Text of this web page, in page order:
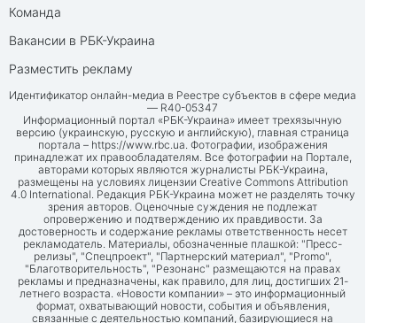
Команда
Вакансии в РБК-Украина
Разместить рекламу
Идентификатор онлайн-медиа в Реестре субъектов в сфере медиа
— R40-05347
Информационный портал «РБК-Украина» имеет трехязычную
версию (украинскую, русскую и английскую), главная страница
портала – https://www.rbc.ua . Фотографии, изображения
принадлежат их правообладателям. Все фотографии на Портале,
авторами которых являются журналисты РБК-Украина,
размещены на условиях лицензии Creative Commons Attribution
4.0 International. Редакция РБК-Украина может не разделять точку
зрения авторов. Оценочные суждения не подлежат
опровержению и подтверждению их правдивости. За
достоверность и содержание рекламы ответственность несет
рекламодатель. Материалы, обозначенные плашкой: "Пресс-
релизы", "Спецпроект", "Партнерский материал", "Promo",
"Благотворительность", "Резонанс" размещаются на правах
рекламы и предназначены, как правило, для лиц, достигших 21-
летнего возраста. «Новости компании» – это информационный
формат, охватывающий новости, события и объявления,
связанные с деятельностью компаний, базирующиеся на